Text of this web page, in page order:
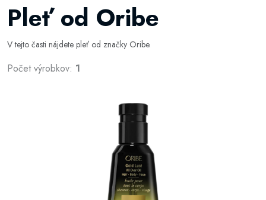
Pleť od Oribe
V tejto časti nájdete pleť od značky Oribe.
Počet výrobkov: 1